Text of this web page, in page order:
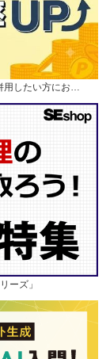
用したい方にお…
ーズ」